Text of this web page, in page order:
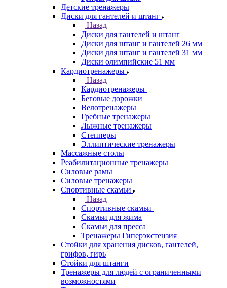
Детские тренажеры
Диски для гантелей и штанг
Назад
Диски для гантелей и штанг
Диски для штанг и гантелей 26 мм
Диски для штанг и гантелей 31 мм
Диски олимпийские 51 мм
Кардиотренажеры
Назад
Кардиотренажеры
Беговые дорожки
Велотренажеры
Гребные тренажеры
Лыжные тренажеры
Степперы
Эллиптические тренажеры
Массажные столы
Реабилитационные тренажеры
Силовые рамы
Силовые тренажеры
Спортивные скамьи
Назад
Спортивные скамьи
Скамьи для жима
Скамьи для пресса
Тренажеры Гиперэкстензия
Стойки для хранения дисков, гантелей,
грифов, гирь
Стойки для штанги
Тренажеры для людей с ограниченными
возможностями